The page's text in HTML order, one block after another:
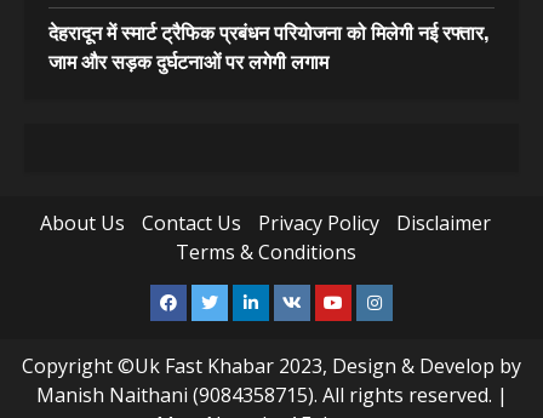
देहरादून में स्मार्ट ट्रैफिक प्रबंधन परियोजना को मिलेगी नई रफ्तार,
जाम और सड़क दुर्घटनाओं पर लगेगी लगाम
About Us Contact Us Privacy Policy
Disclaimer
Terms & Conditions
Facebook
TwitterLinkedin
VK YoutubeInstagram
Copyright ©Uk Fast Khabar 2023, Design & Develop by
Manish Naithani (9084358715). All rights reserved. |